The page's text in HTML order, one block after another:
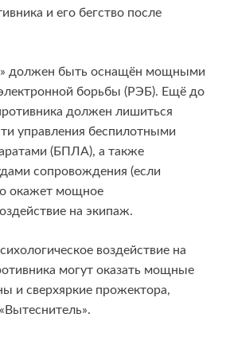
и его бегство после
должен быть оснащён мощными
борьбы (РЭБ). Ещё до
должен лишиться
управления беспилотными
(БПЛА), а также
сопровождения (если
окажет мощное
на экипаж.
воздействие на
могут оказать мощные
и сверхяркие прожектора,